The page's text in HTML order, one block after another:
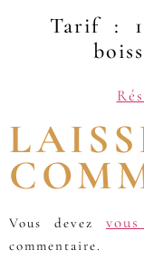
Tarif :
Vous devez
commentaire.